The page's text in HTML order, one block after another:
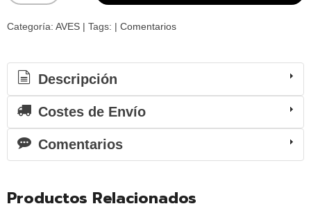
Categoría: AVES | Tags: | Comentarios
Descripción
Costes de Envío
Comentarios
Productos Relacionados